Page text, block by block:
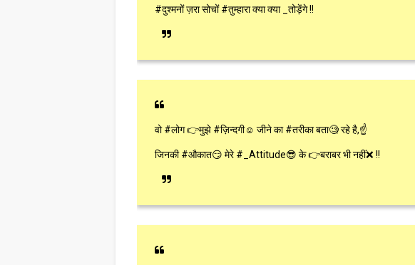
#दुश्मनों ज़रा सोचों #तुम्हारा क्या क्या _तोड़ेंगे !!
वो #लोग 👉मुझे #ज़िन्दगी☺ जीने का #तरीका बता🧐 रहे है,☝
जिनकी #औकात😏 मेरे #_Attitude😎 के 👉बराबर भी नहीं❌ !!